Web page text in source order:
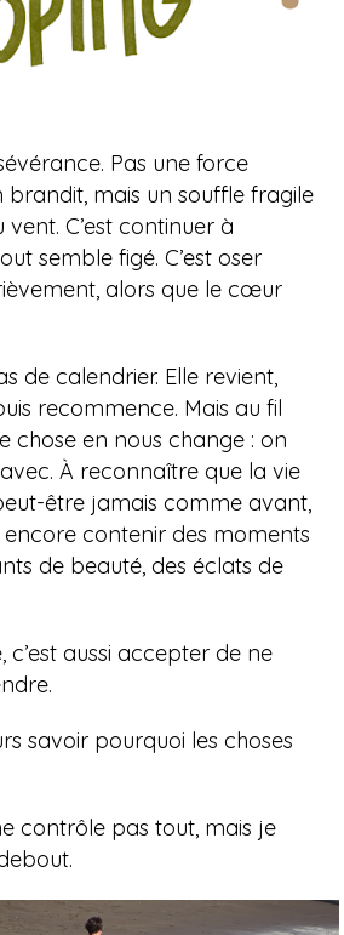
Pas une force
brandit, mais un souffle fragile
C’est continuer à
semble figé. C’est oser
alors que le cœur
de calendrier. Elle revient,
recommence. Mais au fil
chose en nous change : on
À reconnaître que la vie
être jamais comme avant,
encore contenir des moments
de beauté, des éclats de
c’est aussi accepter de ne
savoir pourquoi les choses
contrôle pas tout, mais je